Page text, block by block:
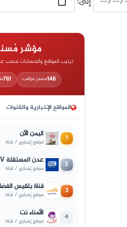
مؤشر
ترتيب المواقع والحسابات حسب
146مصدر مراقب 761
المواقع الإخبارية والقنوات
1 اليمن الآن
موقع إخباري / قناة
2 عدن المستقلة AIC TV
موقع إخباري / قناة
3 قناة بلقيس
موقع إخباري / قناة
4 الأمناء نت
موقع إخباري / قناة